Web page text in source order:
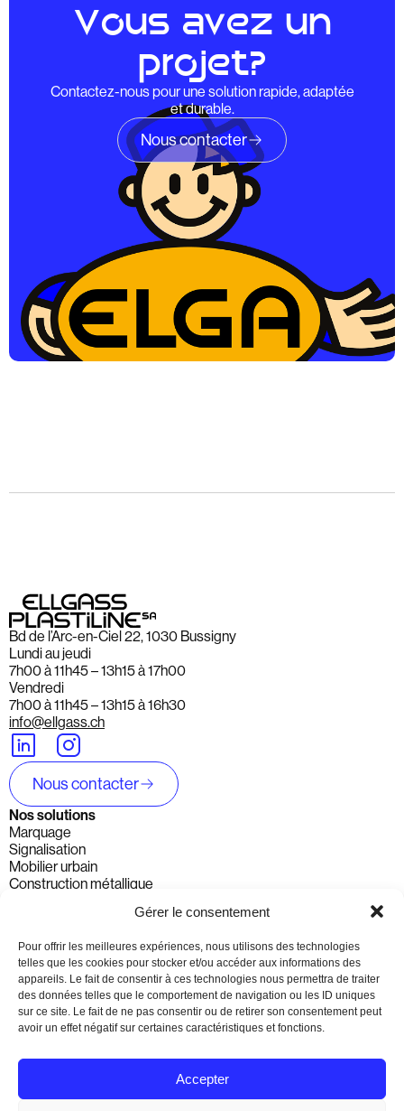
Gérer le consentement
Pour offrir les meilleures expériences, nous utilisons des technologies
telles que les cookies pour stocker et/ou accéder aux informations des
appareils. Le fait de consentir à ces technologies nous permettra de traiter
des données telles que le comportement de navigation ou les ID uniques
sur ce site. Le fait de ne pas consentir ou de retirer son consentement peut
avoir un effet négatif sur certaines caractéristiques et fonctions.
Accepter
Vous avez un
projet?
Contactez-nous pour une solution rapide, adaptée
et durable.
Nous contacter
Bd de l’Arc-en-Ciel 22, 1030 Bussigny
Lundi au jeudi
7h00 à 11h45 – 13h15 à 17h00
Vendredi
7h00 à 11h45 – 13h15 à 16h30
info@ellgass.ch
Nos solutions
Marquage
Signalisation
Mobilier urbain
Construction métallique
Signalisation dynamique
Communes et cantons
Entreprises & Particuliers
Routes nationales - Autoroutes
Parkings et espaces privés
Ferroviaires & Aéronautique
Génie civil & construction
Projets spéciaux et marquage artistique
Nous contacter